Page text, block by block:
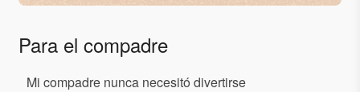
Para el compadre
Mi compadre nunca necesitó divertirse